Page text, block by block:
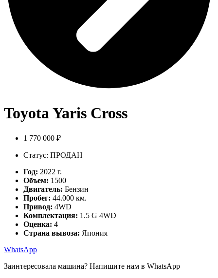
Toyota Yaris Cross
1 770 000 ₽
Статус: ПРОДАН
Год: 2022 г.
Объем: 1500
Двигатель: Бензин
Пробег: 44.000 км.
Привод: 4WD
Комплектация: 1.5 G 4WD
Оценка: 4
Страна вывоза: Япония
WhatsApp
Заинтересовала машина? Напишите нам в WhatsApp